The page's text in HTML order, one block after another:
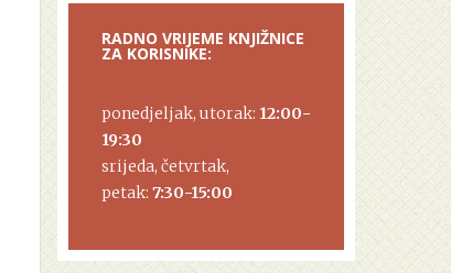
RADNO VRIJEME KNJIŽNICE
ZA KORISNIKE:
ponedjeljak, utorak: 12:00-
19:30
srijeda, četvrtak,
petak: 7:30-15:00